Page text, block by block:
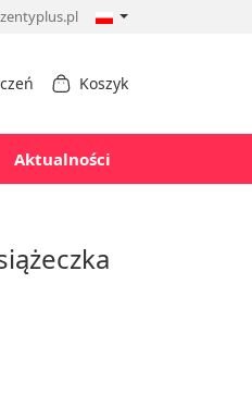
Koszyk
Aktualności